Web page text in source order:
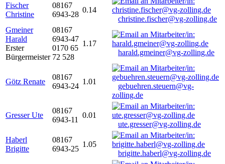
Fischer
Christine
08167
6943-28
0.14
christine.fischer@vg-zolling.de
Gmeiner
Harald
Erster
Bürgermeister
08167
6943-47
0170 65
72 528
1.17
harald.gmeiner@vg-zolling.de
Götz Renate
08167
6943-24
1.01
gebuehren.steuern@vg-
zolling.de
Gresser Ute
08167
6943-11
0.01
ute.gresser@vg-zolling.de
Haberl
Brigitte
08167
6943-25
1.05
brigitte.haberl@vg-zolling.de